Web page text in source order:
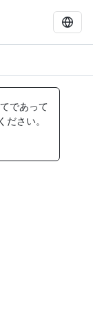
であって
ださい。